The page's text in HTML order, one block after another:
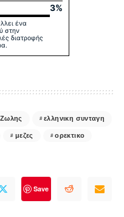
3%
ένα
στην
διατροφής
ελληνικη συνταγη
μεζες ορεκτικο
Save